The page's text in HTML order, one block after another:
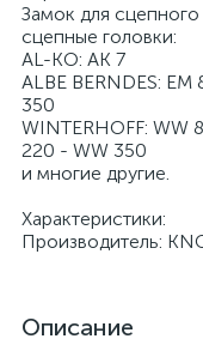
Замок для
сцепные головки:
AL-KO: AK 7
ALBE BERNDES:
350
WINTERHOFF: WW
220 - WW 350
и многие другие.
Характеристики:
Производитель:
Описание